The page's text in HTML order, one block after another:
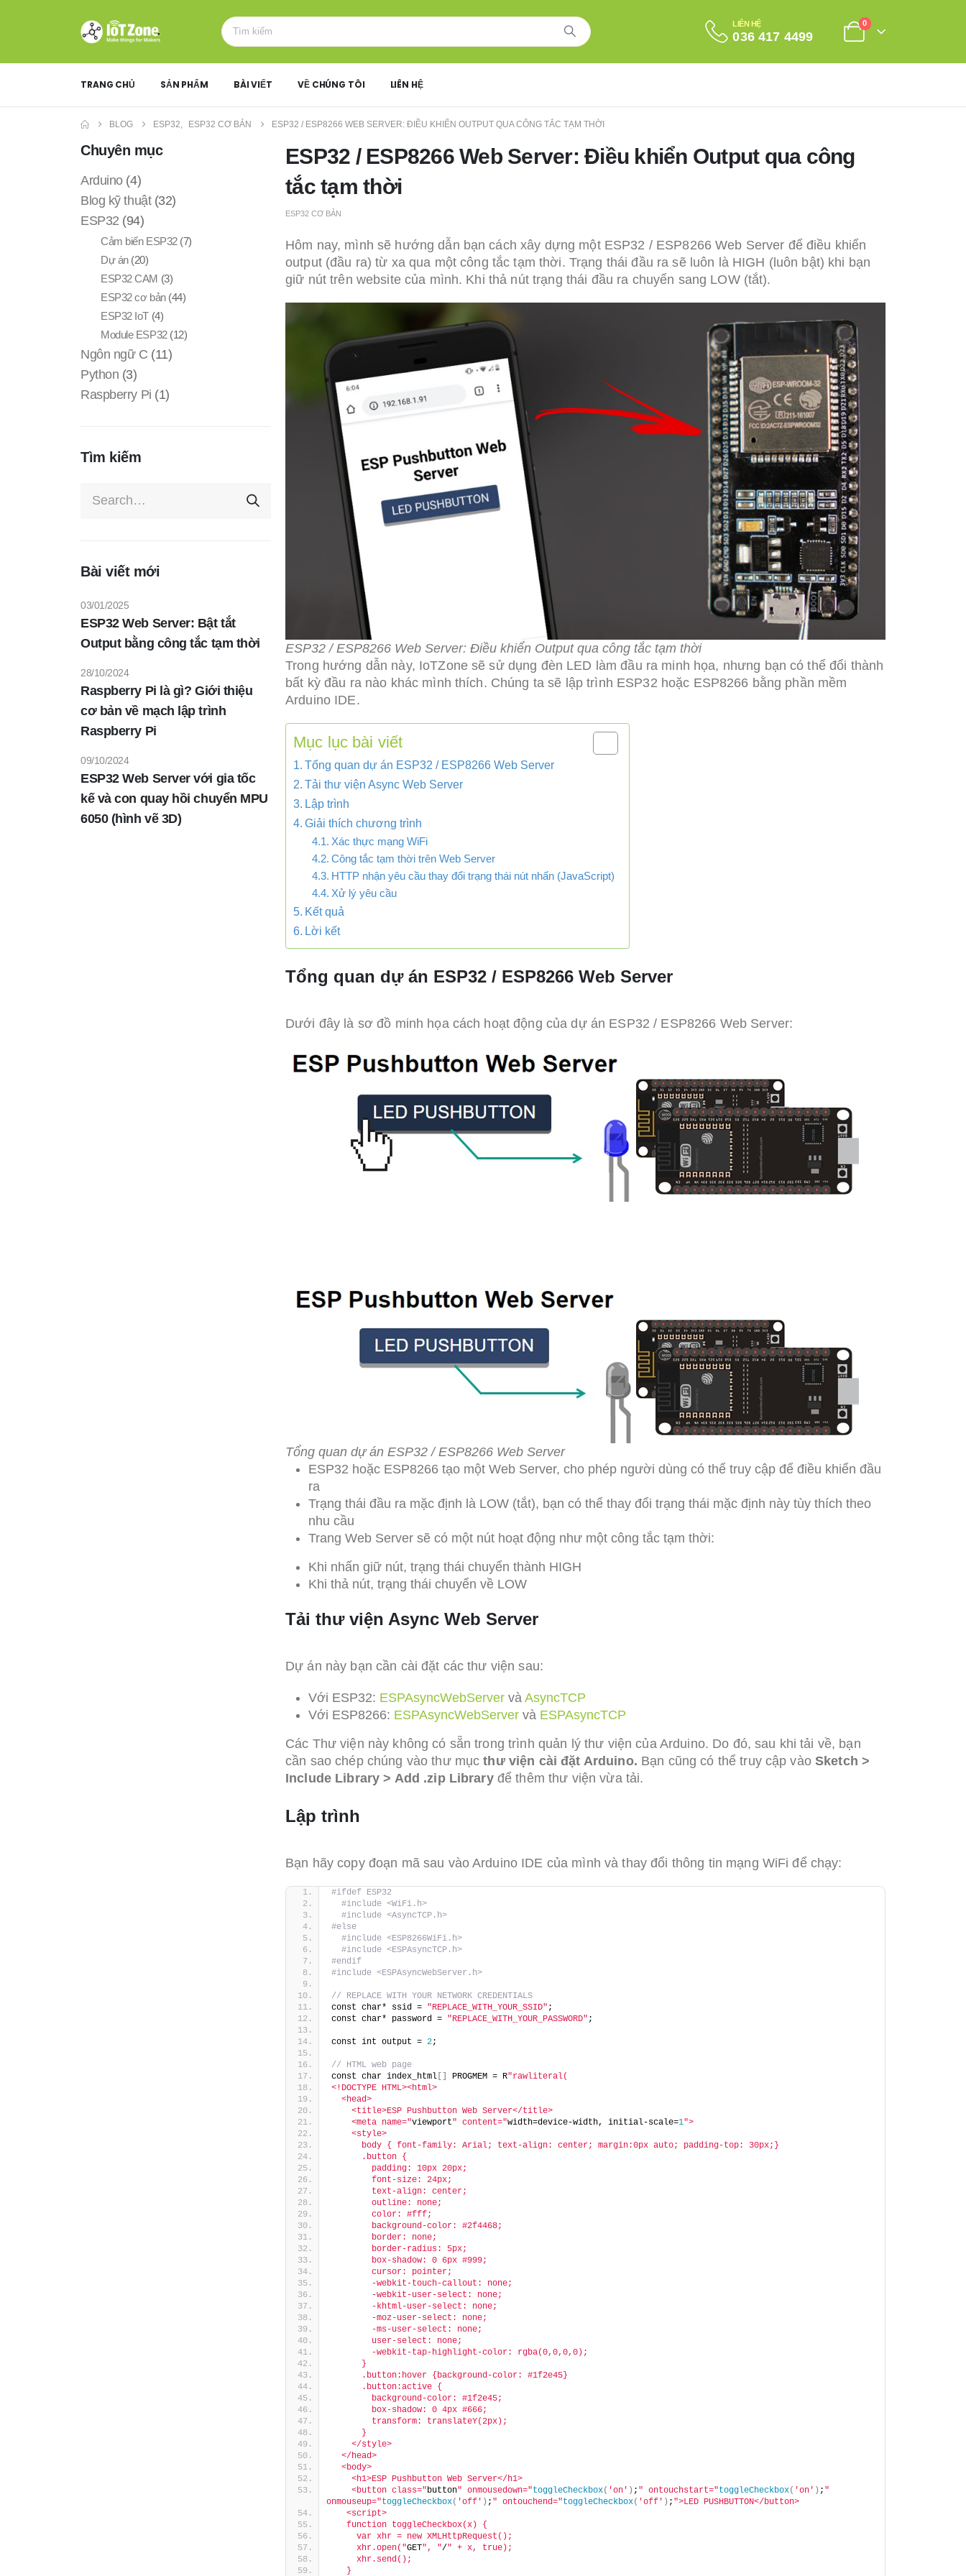
LIÊN HỆ
036 417 4499
0
TRANG CHỦ SẢN PHẨM BÀI VIẾT VỀ CHÚNG TÔI LIÊN HỆ
BLOG ESP32 ESP32 CƠ BẢN ESP32 / ESP8266 WEB SERVER: ĐIỀU KHIỂN OUTPUT QUA CÔNG TẮC TẠM THỜI
ESP32 / ESP8266 Web Server: Điều khiển Output qua công
tắc tạm thời
ESP32 CƠ BẢN
Hôm nay, mình sẽ hướng dẫn bạn cách xây dựng một ESP32 / ESP8266 Web Server để điều khiển
output (đầu ra) từ xa qua một công tắc tạm thời. Trạng thái đầu ra sẽ luôn là HIGH (luôn bật) khi bạn
giữ nút trên website của mình. Khi thả nút trạng thái đầu ra chuyển sang LOW (tắt).
ESP32 / ESP8266 Web Server: Điều khiển Output qua công tắc tạm thời
Trong hướng dẫn này, IoTZone sẽ sử dụng đèn LED làm đầu ra minh họa, nhưng bạn có thể đổi thành
bất kỳ đầu ra nào khác mình thích. Chúng ta sẽ lập trình ESP32 hoặc ESP8266 bằng phần mềm
Arduino IDE.
Mục lục bài viết
Tổng quan dự án ESP32 / ESP8266 Web Server
Tải thư viện Async Web Server
Lập trình
Giải thích chương trình
Xác thực mạng WiFi
Công tắc tạm thời trên Web Server
HTTP nhận yêu cầu thay đổi trạng thái nút nhấn (JavaScript)
Xử lý yêu cầu
Kết quả
Lời kết
Tổng quan dự án ESP32 / ESP8266 Web Server
Dưới đây là sơ đồ minh họa cách hoạt động của dự án ESP32 / ESP8266 Web Server:
Tổng quan dự án ESP32 / ESP8266 Web Server
ESP32 hoặc ESP8266 tạo một Web Server, cho phép người dùng có thể truy cập để điều khiển đầu
ra
Trạng thái đầu ra mặc định là LOW (tắt), bạn có thể thay đổi trạng thái mặc định này tùy thích theo
nhu cầu
Trang Web Server sẽ có một nút hoạt động như một công tắc tạm thời:
Khi nhấn giữ nút, trạng thái chuyển thành HIGH
Khi thả nút, trạng thái chuyển về LOW
Tải thư viện Async Web Server
Dự án này bạn cần cài đặt các thư viện sau:
Với ESP32: ESPAsyncWebServer và AsyncTCP
Với ESP8266: ESPAsyncWebServer và ESPAsyncTCP
Các Thư viện này không có sẵn trong trình quản lý thư viện của Arduino. Do đó, sau khi tải về, bạn
cần sao chép chúng vào thư mụcthư viện cài đặt Arduino. Bạn cũng có thể truy cập vàoSketch >
Include Library > Add .zip Libraryđể thêm thư viện vừa tải.
Lập trình
Bạn hãy copy đoạn mã sau vào Arduino IDE của mình và thay đổi thông tin mạng WiFi để chạy:
#ifdef ESP32
#include <WiFi.h>
#include <AsyncTCP.h>
#else
#include <ESP8266WiFi.h>
#include <ESPAsyncTCP.h>
#endif
#include <ESPAsyncWebServer.h>
// REPLACE WITH YOUR NETWORK CREDENTIALS
const char* ssid = "REPLACE_WITH_YOUR_SSID" ;
const char* password = "REPLACE_WITH_YOUR_PASSWORD" ;
const int output = 2;
// HTML web page
const char index_html
PROGMEM = R"rawliteral(
<!DOCTYPE HTML><html>
  <head>
    <title>ESP Pushbutton Web Server</title>
    <meta name="
viewport" content="width=device-width, initial-scale=1">
    <style>
      body { font-family: Arial; text-align: center; margin:0px auto; padding-top: 30px;}
      .button {
        padding: 10px 20px;
        font-size: 24px;
        text-align: center;
        outline: none;
        color: #fff;
        background-color: #2f4468;
        border: none;
        border-radius: 5px;
        box-shadow: 0 6px #999;
        cursor: pointer;
        -webkit-touch-callout: none;
        -webkit-user-select: none;
        -khtml-user-select: none;
        -moz-user-select: none;
        -ms-user-select: none;
        user-select: none;
        -webkit-tap-highlight-color: rgba(0,0,0,0);
      }
      .button:hover {background-color: #1f2e45}
      .button:active {
        background-color: #1f2e45;
        box-shadow: 0 4px #666;
        transform: translateY(2px);
      }
    </style>
  </head>
  <body>
    <h1>ESP Pushbutton Web Server</h1>
    <button class="
button" onmousedown="toggleCheckbox( 'on' ) ; " ontouchstart="toggleCheckbox( 'on' ) ; "
onmouseup="toggleCheckbox( 'off' ) ; " ontouchend="toggleCheckbox( 'off' ) ; ">LED PUSHBUTTON</button>
   <script>
   function toggleCheckbox(x) {
     var xhr = new XMLHttpRequest();
     xhr.open("
GET", "/" + x, true);
     xhr.send();
   }
Chuyên mục
Arduino(4)
Blog kỹ thuật(32)
ESP32 (94)
Cảm biến ESP32(7)
Dự án(20)
ESP32 CAM (3)
ESP32 cơ bản(44)
ESP32 IoT(4)
Module ESP32(12)
Ngôn ngữ C (11)
Python (3)
Raspberry Pi (1)
Tìm kiếm
Bài viết mới
ESP32 Web Server: Bật tắt
Output bằng công tắc tạm thời
03/01/2025
Raspberry Pi là gì? Giới thiệu
cơ bản về mạch lập trình
Raspberry Pi
28/10/2024
ESP32 Web Server với gia tốc
kế và con quay hồi chuyển MPU
6050 (hình vẽ 3D)
09/10/2024